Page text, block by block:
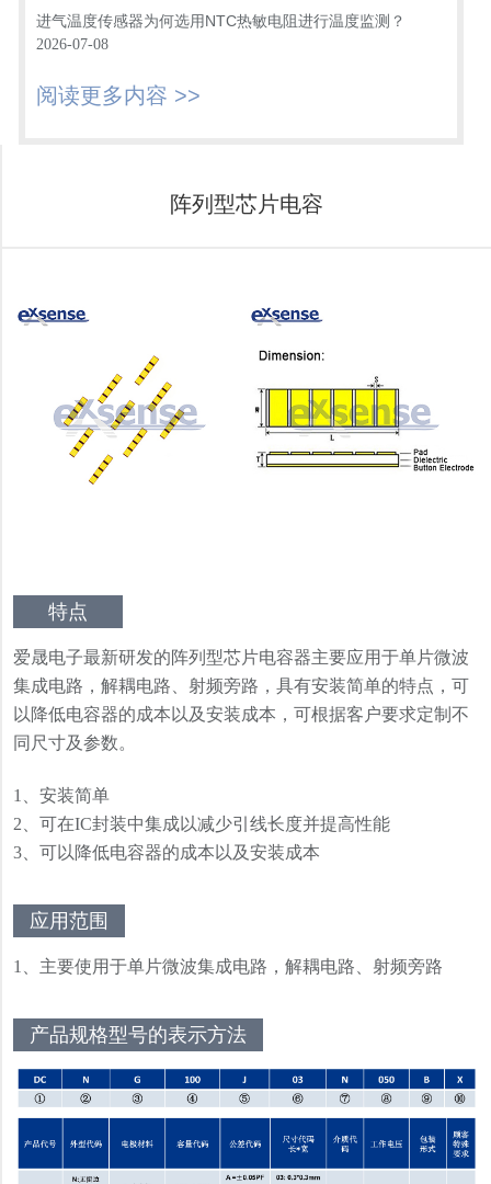
进气温度传感器为何选用NTC热敏电阻进行温度监测？
2026-07-08
阅读更多内容 >>
阵列型芯片电容
特点
爱晟电子最新研发的阵列型芯片电容器主要应用于单片微波
集成电路，解耦电路、射频旁路，具有安装简单的特点，可
以降低电容器的成本以及安装成本，可根据客户要求定制不
同尺寸及参数。
1、安装简单
2、可在IC封装中集成以减少引线长度并提高性能
3、可以降低电容器的成本以及安装成本
应用范围
1、主要使用于单片微波集成电路，解耦电路、射频旁路
产品规格型号的表示方法